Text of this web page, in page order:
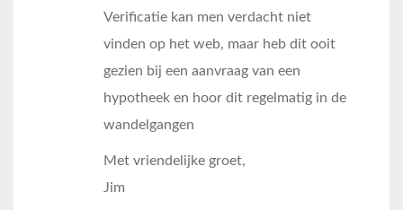
Verificatie kan men verdacht niet
vinden op het web, maar heb dit ooit
gezien bij een aanvraag van een
hypotheek en hoor dit regelmatig in de
wandelgangen
Met vriendelijke groet,
Jim